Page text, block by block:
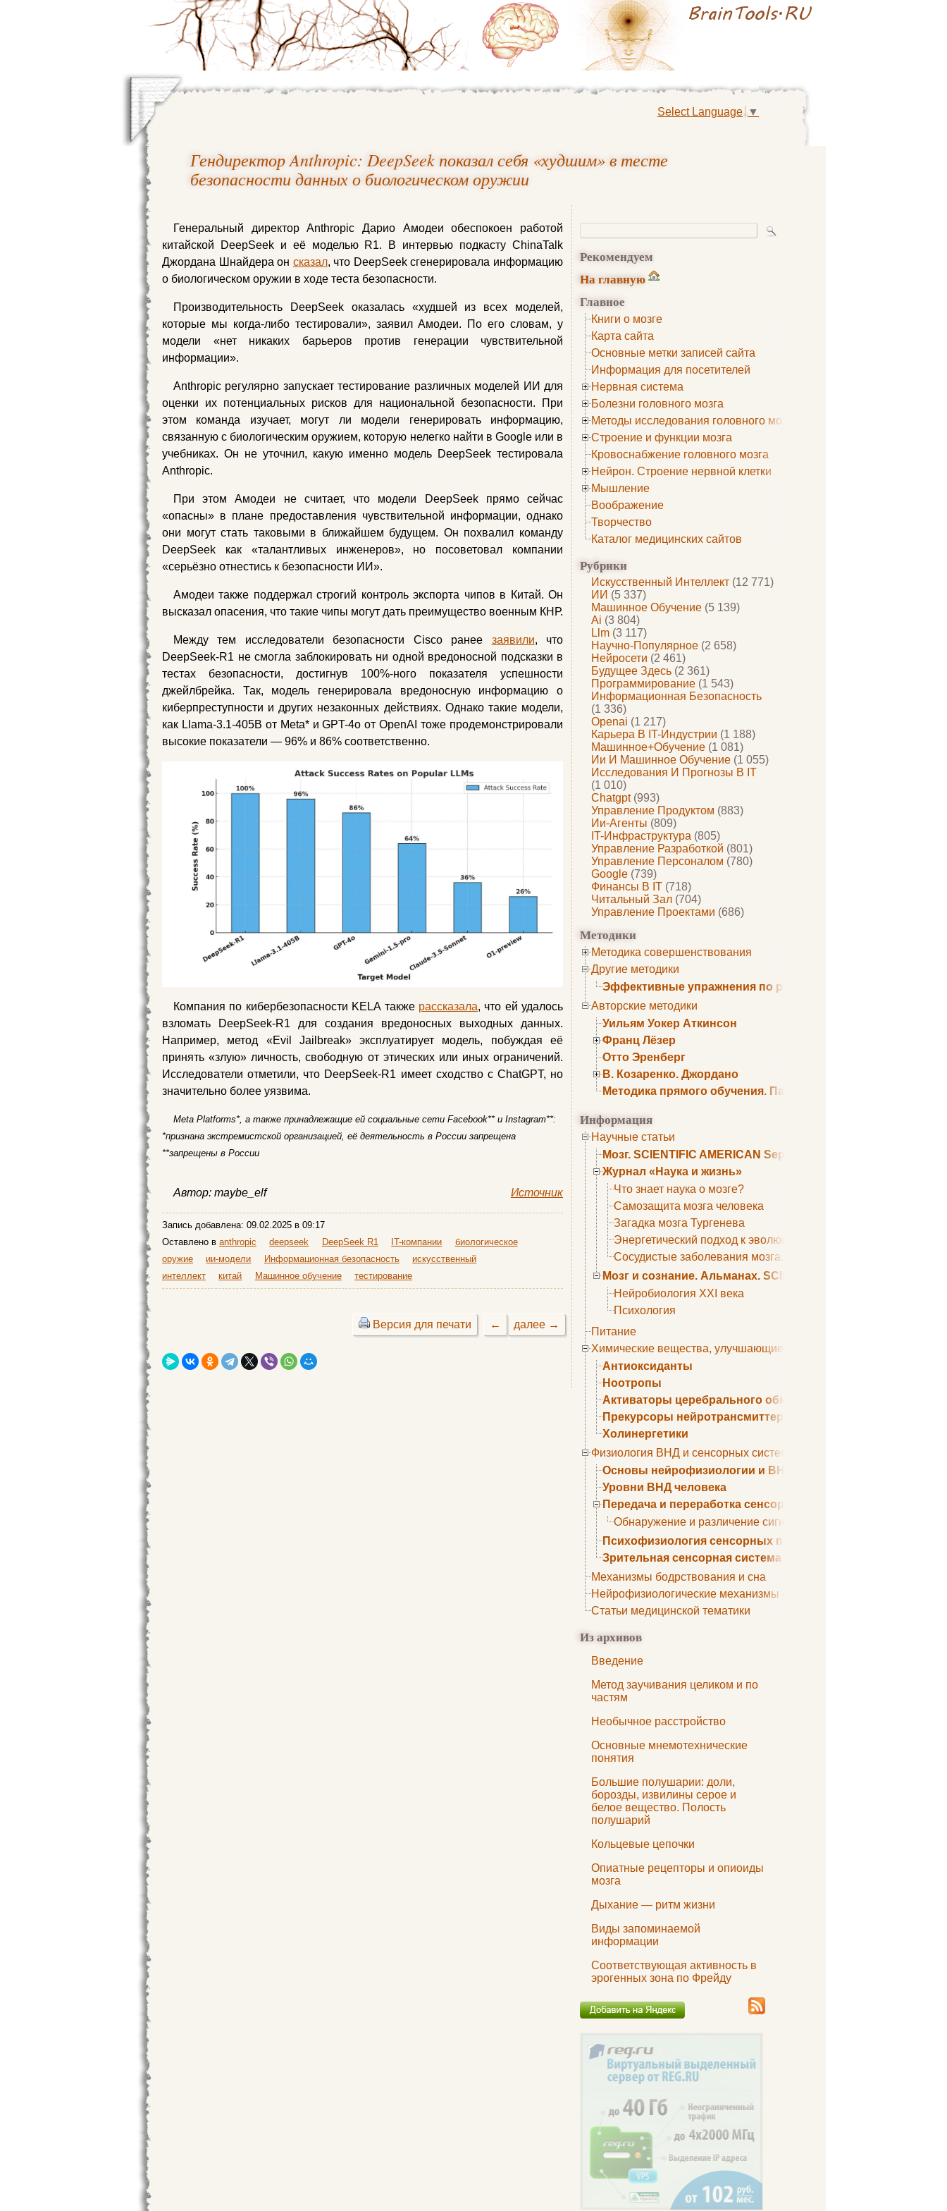
Select Language ▼
Гендиректор Anthropic: DeepSeek показал себя «худшим» в тесте
безопасности данных о биологическом оружии
Рекомендуем
На главную
Главное
Книги о мозге
Карта сайта
Основные метки записей сайта
Информация для посетителей
Нервная система
Болезни головного мозга
Методы исследования головного мозга
Строение и функции мозга
Кровоснабжение головного мозга
Нейрон. Строение нервной клетки
Мышление
Воображение
Творчество
Каталог медицинских сайтов
Рубрики
Искусственный Интеллект (12 771)
ИИ (5 337)
Машинное Обучение (5 139)
Ai (3 804)
Llm (3 117)
Научно-Популярное (2 658)
Нейросети (2 461)
Будущее Здесь (2 361)
Программирование (1 543)
Информационная Безопасность
(1 336)
Openai (1 217)
Карьера В IT-Индустрии (1 188)
Машинное+обучение (1 081)
Ии И Машинное Обучение (1 055)
Исследования И Прогнозы В IT
(1 010)
Chatgpt(993)
Управление Продуктом (883)
Ии-Агенты (809)
IT-Инфраструктура (805)
Управление Разработкой (801)
Управление Персоналом (780)
Google (739)
Финансы В IT (718)
Читальный Зал (704)
Управление Проектами (686)
Методики
Методика совершенствования
Другие методики
Эффективные упражнения по развитию памяти
Авторские методики
Уильям Уокер Аткинсон
Франц Лёзер
Отто Эренберг
В. Козаренко. Джордано
Методика прямого обучения. Пауль Шелли
Информация
Научные статьи
Мозг. SCIENTIFIC AMERICAN September 1979
Журнал «Наука и жизнь»
Что знает наука о мозге?
Самозащита мозга человека
Загадка мозга Тургенева
Энергетический подход к эволюции мозга
Сосудистые заболевания мозга. Все может начаться с
Мозг и сознание. Альманах. SCIENTIFIC AMERICAN
Нейробиология XXI века
Психология
Питание
Химические вещества, улучшающие умственные способности
Антиоксиданты
Ноотропы
Активаторы церебрального обмена веществ
Прекурсоры нейротрансмиттеров
Холинергетики
Физиология ВНД и сенсорных систем
Основы нейрофизиологии и ВНД
Уровни ВНД человека
Передача и переработка сенсорных сигналов
Обнаружение и различение сигналов. Сенсорная рецепция
Психофизиология сенсорных процессов
Зрительная сенсорная система
Механизмы бодрствования и сна
Нейрофизиологические механизмы сна
Статьи медицинской тематики
Из архивов
Введение
Метод заучивания целиком и по
частям
Необычное расстройство
Основные мнемотехнические
понятия
Большие полушарии: доли,
борозды, извилины серое и
белое вещество. Полость
полушарий
Кольцевые цепочки
Опиатные рецепторы и опиоиды
мозга
Дыхание — ритм жизни
Виды запоминаемой
информации
Соответствующая активность в
эрогенных зона по Фрейду
Генеральный директор Anthropic Дарио Амодеи обеспокоен работой
китайской DeepSeek и её моделью R1. В интервью подкасту ChinaTalk
Джордана Шнайдера он сказал, что DeepSeek сгенерировала информацию
о биологическом оружии в ходе теста безопасности.
Производительность DeepSeek оказалась «худшей из всех моделей,
которые мы когда-либо тестировали», заявил Амодеи. По его словам, у
модели «нет никаких барьеров против генерации чувствительной
информации».
Anthropic регулярно запускает тестирование различных моделей ИИ для
оценки их потенциальных рисков для национальной безопасности. При
этом команда изучает, могут ли модели генерировать информацию,
связанную с биологическим оружием, которую нелегко найти в Google или в
учебниках. Он не уточнил, какую именно модель DeepSeek тестировала
Anthropic.
При этом Амодеи не считает, что модели DeepSeek прямо сейчас
«опасны» в плане предоставления чувствительной информации, однако
они могут стать таковыми в ближайшем будущем. Он похвалил команду
DeepSeek как «талантливых инженеров», но посоветовал компании
«серьёзно отнестись к безопасности ИИ».
Амодеи также поддержал строгий контроль экспорта чипов в Китай. Он
высказал опасения, что такие чипы могут дать преимущество военным КНР.
Между тем исследователи безопасности Cisco ранее заявили, что
DeepSeek-R1 не смогла заблокировать ни одной вредоносной подсказки в
тестах безопасности, достигнув 100%-ного показателя успешности
джейлбрейка. Так, модель генерировала вредоносную информацию о
киберпреступности и других незаконных действиях. Однако такие модели,
как Llama-3.1-405B от Meta* и GPT-4o от OpenAI тоже продемонстрировали
высокие показатели — 96% и 86% соответственно.
Компания по кибербезопасности KELA также рассказала, что ей удалось
взломать DeepSeek-R1 для создания вредоносных выходных данных.
Например, метод «Evil Jailbreak» эксплуатирует модель, побуждая её
принять «злую» личность, свободную от этических или иных ограничений.
Исследователи отметили, что DeepSeek-R1 имеет сходство с ChatGPT, но
значительно более уязвима.
Meta Platforms*, а также принадлежащие ей социальные сети Facebook** и Instagram**:
*признана экстремистской организацией, её деятельность в России запрещена
**запрещены в России
Автор: maybe_elf Источник
Запись добавлена: 09.02.2025 в 09:17
Оставлено в anthropic deepseek DeepSeek R1 IT-компании
биологическое
оружие
ии-модели Информационная безопасность
искусственный
интеллект
китай Машинное обучение тестирование
далее →
←
Версия для печати